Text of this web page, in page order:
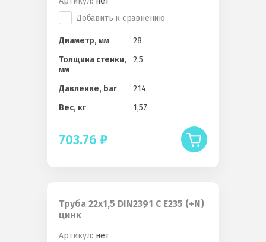
Добавить к сравнению
Диаметр, мм
28
Толщина стенки,
мм
2,5
Давление, bar
214
Вес, кг
1,57
703.76 ₽
Труба 22x1,5 DIN2391 C E235 (+N)
цинк
Артикул: нет